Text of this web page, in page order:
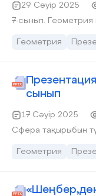
29 Сәуір 2025
7-сынып. Геометрия
Геометрия
сынып
17 Сәуір 2025
Сфера тақырыбын
Геометрия